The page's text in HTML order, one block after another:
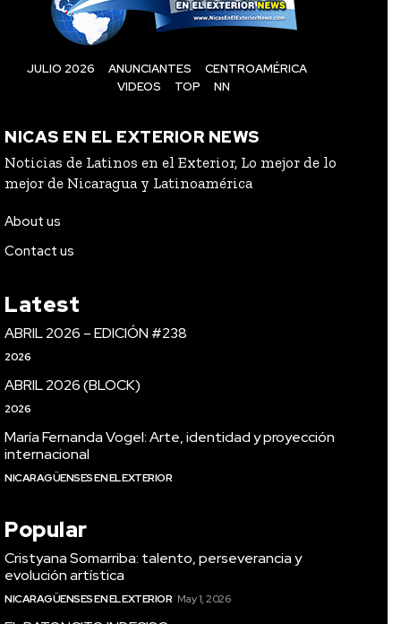
JULIO 2026 ANUNCIANTES
CENTROAMÉRICA
VIDEOS
TOP NN
NICAS EN EL EXTERIOR NEWS
Noticias de Latinos en el Exterior, Lo mejor de lo
mejor de Nicaragua y Latinoamérica
About us
Contact us
Latest
ABRIL 2026 – EDICIÓN #238
2026
ABRIL 2026 (BLOCK)
2026
María Fernanda Vogel: Arte, identidad y proyección
internacional
NICARAGÜENSES EN EL EXTERIOR
Popular
Cristyana Somarriba: talento, perseverancia y
evolución artística
NICARAGÜENSES EN EL EXTERIOR May 1, 2026